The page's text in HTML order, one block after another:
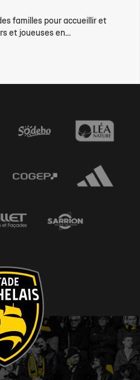
familles pour accueillir et
et joueuses en...